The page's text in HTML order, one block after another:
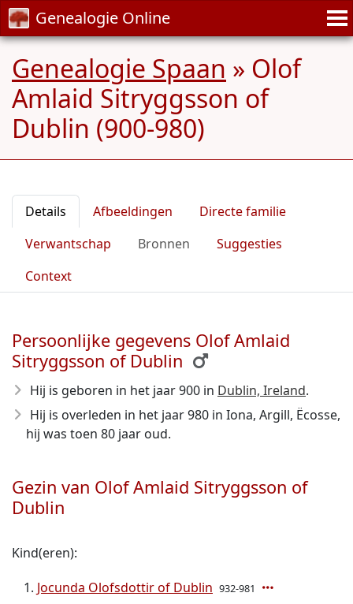
Genealogie Online
Genealogie Spaan » Olof
Amlaid Sitryggsson of
Dublin (900-980)
Details Afbeeldingen
Directe familie
Verwantschap
Bronnen
Suggesties
Context
Persoonlijke gegevens Olof Amlaid
Sitryggsson of Dublin
Hij is geboren in het jaar 900 in Dublin, Ireland.
Hij is overleden in het jaar 980 in Iona, Argill, Ëcosse,
hij was toen 80 jaar oud.
Gezin van Olof Amlaid Sitryggsson of
Dublin
Kind(eren):
Jocunda Olofsdottir of Dublin 932-981